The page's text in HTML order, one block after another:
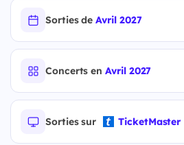
Sorties deAvril 2027
Concerts enAvril 2027
Sorties sur TicketMaster